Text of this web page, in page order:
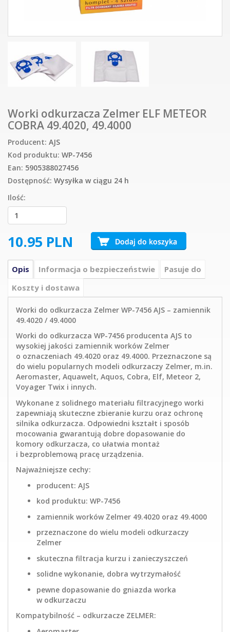
Worki odkurzacza Zelmer ELF METEOR
COBRA 49.4020, 49.4000
Producent: AJS
Kod produktu: WP-7456
Ean: 5905388027456
Dostępność: Wysyłka w ciągu 24 h
Ilość:
10.95 PLN
Opis Informacja o bezpieczeństwie
Pasuje do
Koszty i dostawa
Worki do odkurzacza Zelmer WP-7456 AJS – zamiennik
49.4020 / 49.4000
Worki do odkurzacza WP-7456 producenta AJS to
wysokiej jakości zamiennik worków Zelmer
o oznaczeniach 49.4020 oraz 49.4000. Przeznaczone są
do wielu popularnych modeli odkurzaczy Zelmer, m.in.
Aeromaster, Aquawelt, Aquos, Cobra, Elf, Meteor 2,
Voyager Twix i innych.
Wykonane z solidnego materiału filtracyjnego worki
zapewniają skuteczne zbieranie kurzu oraz ochronę
silnika odkurzacza. Odpowiedni kształt i sposób
mocowania gwarantują dobre dopasowanie do
komory odkurzacza, co ułatwia montaż
i bezproblemową pracę urządzenia.
Najważniejsze cechy:
producent: AJS
kod produktu: WP-7456
zamiennik worków Zelmer 49.4020 oraz 49.4000
przeznaczone do wielu modeli odkurzaczy
Zelmer
skuteczna filtracja kurzu i zanieczyszczeń
solidne wykonanie, dobra wytrzymałość
pewne dopasowanie do gniazda worka
w odkurzaczu
Kompatybilność – odkurzacze ZELMER: